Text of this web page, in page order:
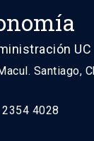
UC
Santiago,
4028